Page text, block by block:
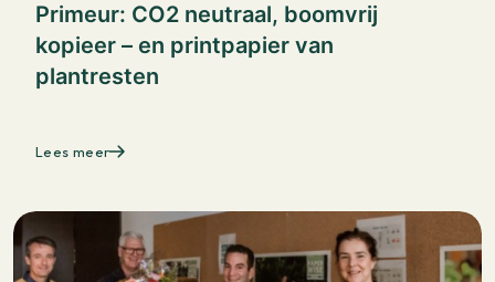
Primeur: CO2 neutraal, boomvrij
kopieer – en printpapier van
plantresten
Lees meer